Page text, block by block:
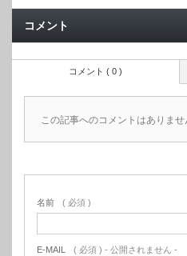
コメント
コメント ( 0 )
この記事へのコメントはありませ
名前 ( 必須 )
E-MAIL ( 必須 ) - 公開されません -